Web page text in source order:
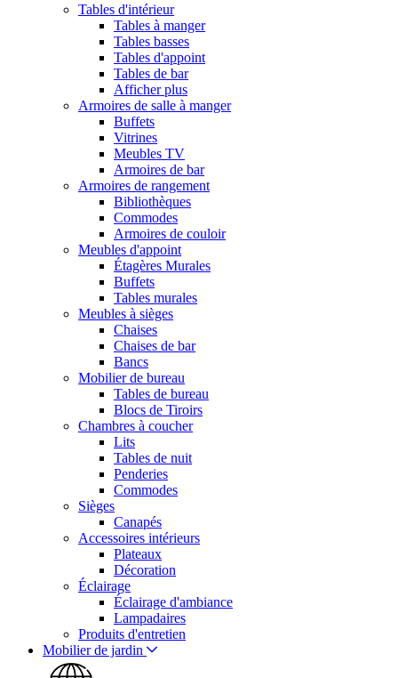
Tables d'intérieur
Tables à manger
Tables basses
Tables d'appoint
Tables de bar
Afficher plus
Armoires de salle à manger
Buffets
Vitrines
Meubles TV
Armoires de bar
Armoires de rangement
Bibliothèques
Commodes
Armoires de couloir
Meubles d'appoint
Étagères Murales
Buffets
Tables murales
Meubles à sièges
Chaises
Chaises de bar
Bancs
Mobilier de bureau
Tables de bureau
Blocs de Tiroirs
Chambres à coucher
Lits
Tables de nuit
Penderies
Commodes
Sièges
Canapés
Accessoires intérieurs
Plateaux
Décoration
Éclairage
Éclairage d'ambiance
Lampadaires
Produits d'entretien
Mobilier de jardin